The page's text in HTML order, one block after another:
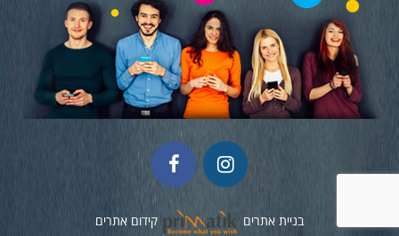
בניית אתרים קידום אתרים